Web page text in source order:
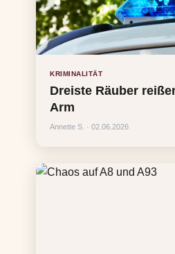
KRIMINALITÄT
Dreiste Räuber
Arm
Annette S. · 02.06.2026